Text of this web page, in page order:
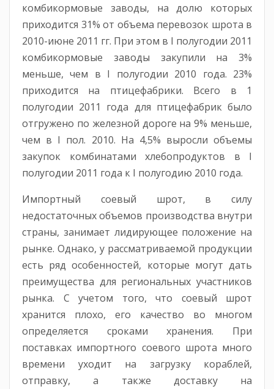
комбикормовые заводы, на долю которых
приходится 31% от объема перевозок шрота в
2010-июне 2011 гг. При этом в I полугодии 2011
комбикормовые заводы закупили на 3%
меньше, чем в I полугодии 2010 года. 23%
приходится на птицефабрики. Всего в 1
полугодии 2011 года для птицефабрик было
отгружено по железной дороге на 9% меньше,
чем в I пол. 2010. На 4,5% выросли объемы
закупок комбинатами хлебопродуктов в I
полугодии 2011 года к I полугодию 2010 года.
Импортный соевый шрот, в силу
недостаточных объемов производства внутри
страны, занимает лидирующее положение на
рынке. Однако, у рассматриваемой продукции
есть ряд особенностей, которые могут дать
преимущества для региональных участников
рынка. С учетом того, что соевый шрот
хранится плохо, его качество во многом
определяется сроками хранения. При
поставках импортного соевого шрота много
времени уходит на загрузку кораблей,
отправку, а также доставку на